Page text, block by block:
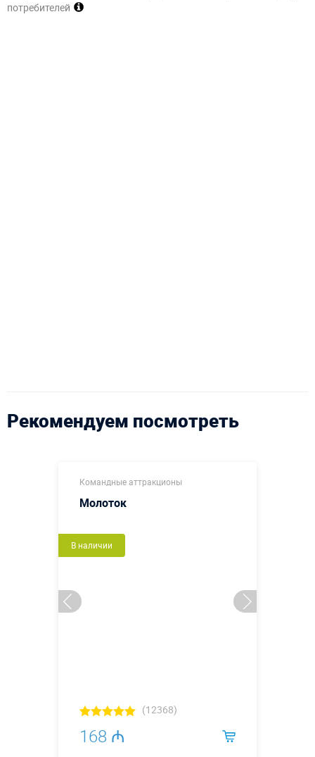
потребителей
Рекомендуем посмотреть
Командные аттракционы
Молоток
В наличии
(12368)
168 ₼